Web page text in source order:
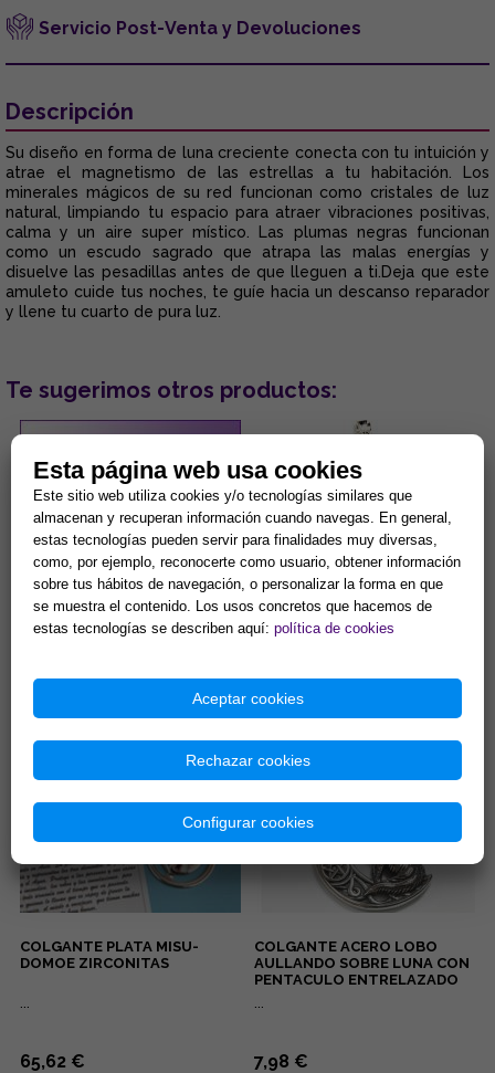
Servicio Post-Venta y Devoluciones
Descripción
Su diseño en forma de luna creciente conecta con tu intuición y
atrae el magnetismo de las estrellas a tu habitación. Los
minerales mágicos de su red funcionan como cristales de luz
natural, limpiando tu espacio para atraer vibraciones positivas,
calma y un aire super místico. Las plumas negras funcionan
como un escudo sagrado que atrapa las malas energías y
disuelve las pesadillas antes de que lleguen a ti.Deja que este
amuleto cuide tus noches, te guíe hacia un descanso reparador
y llene tu cuarto de pura luz.
Te sugerimos otros productos:
PENDIENTES ACERO DORADO
CON PESTAÑAS BRILLANTES
5,00 €
COLGANTE ACERO 3º CHAKRA
MANIPURA PLEXO SOLAR.
(PARA DONUT)
encuentra en la parte superior
del abdomen en la zona...
8,42 €
COLGANTE PLATA MISU-
DOMOE ZIRCONITAS
65,62 €
COLGANTE ACERO LOBO
AULLANDO SOBRE LUNA CON
PENTACULO ENTRELAZADO
7,98 €
Esta página web usa cookies
Este sitio web utiliza cookies y/o tecnologías similares que
almacenan y recuperan información cuando navegas. En general,
estas tecnologías pueden servir para finalidades muy diversas,
como, por ejemplo, reconocerte como usuario, obtener información
sobre tus hábitos de navegación, o personalizar la forma en que
se muestra el contenido. Los usos concretos que hacemos de
estas tecnologías se describen aquí: política de cookies
Aceptar cookies
Rechazar cookies
Configurar cookies